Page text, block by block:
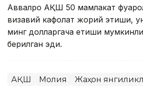
Аввалроқ АҚШ 50 мамлакат
визавий кафолат жорий этиши,
минг долларгача етиши
берилган эди.
АҚШ Молия Жаҳон